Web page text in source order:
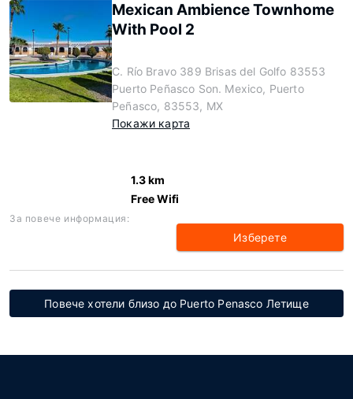
Mexican Ambience Townhome
With Pool 2
C. Río Bravo 389 Brisas del Golfo 83553
Puerto Peñasco Son. Mexico, Puerto
Peñasco, 83553, MX
Покажи карта
1.3 km
Free Wifi
За повече информация:
Изберете
Повече хотели близо до Puerto Penasco Летище